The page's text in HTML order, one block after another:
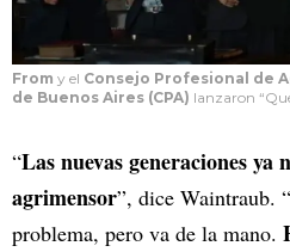
From y el Consejo Profesional de
de Buenos Aires (CPA) lanzaron
“Las nuevas generaciones ya
agrimensor”, dice Waintraub.
problema, pero va de la mano.